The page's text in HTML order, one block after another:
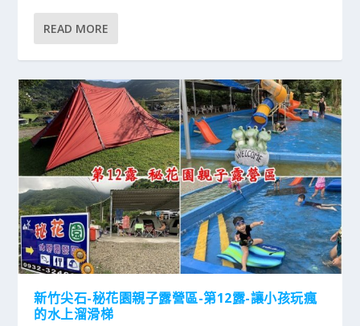
READ MORE
新竹尖石-秘花園親子露營區-第12露-讓小孩玩瘋
的水上溜滑梯